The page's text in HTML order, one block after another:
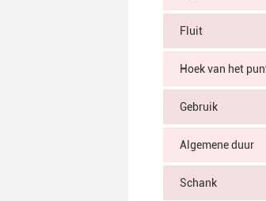
Fluit
Hoek van het
Gebruik
Algemene duur
Schank